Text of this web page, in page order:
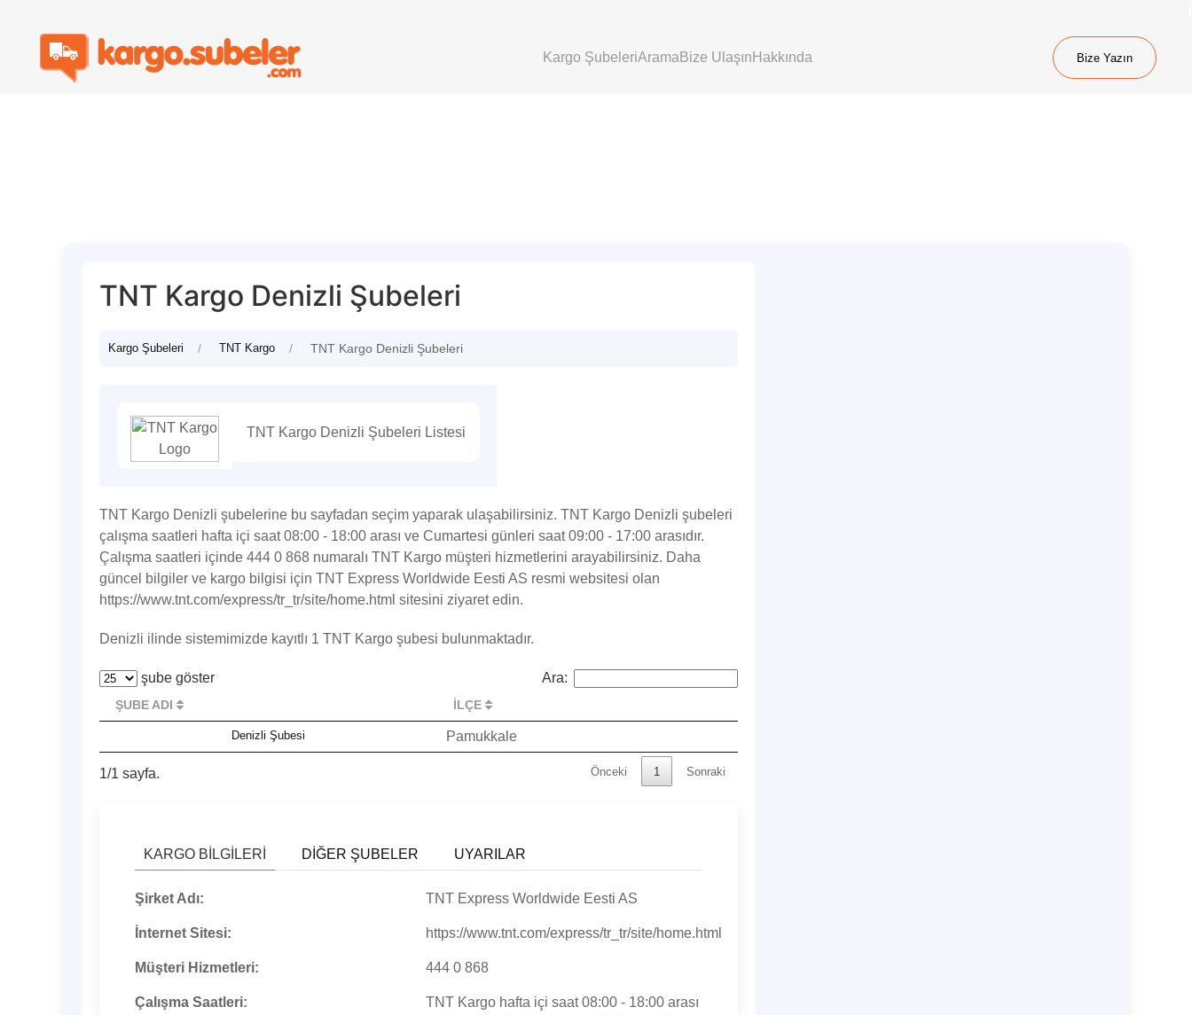
Kargo ŞubeleriArama Bize Ulaşın Hakkında Bize Yazın
TNT Kargo Denizli Şubeleri
Kargo Şubeleri TNT Kargo TNT Kargo Denizli Şubeleri
TNT Kargo Denizli Şubeleri Listesi
TNT Kargo Denizli şubelerine bu sayfadan seçim yaparak ulaşabilirsiniz. TNT Kargo Denizli şubeleri
çalışma saatleri hafta içi saat 08:00 - 18:00 arası ve Cumartesi günleri saat 09:00 - 17:00 arasıdır.
Çalışma saatleri içinde 444 0 868 numaralı TNT Kargo müşteri hizmetlerini arayabilirsiniz. Daha
güncel bilgiler ve kargo bilgisi için TNT Express Worldwide Eesti AS resmi websitesi olan
https://www.tnt.com/express/tr_tr/site/home.html sitesini ziyaret edin.
Denizli ilinde sistemimizde kayıtlı 1 TNT Kargo şubesi bulunmaktadır.
şube göster Ara:
ŞUBE ADI İLÇE
Denizli Şubesi Pamukkale
1/1 sayfa. Önceki 1 Sonraki
KARGO BILGILERI DIĞER ŞUBELER UYARILAR
Şirket Adı: TNT Express Worldwide Eesti AS
İnternet Sitesi: https://www.tnt.com/express/tr_tr/site/home.html
Müşteri Hizmetleri: 444 0 868
Çalışma Saatleri:
TNT Kargo hafta içi saat 08:00 - 18:00 arası